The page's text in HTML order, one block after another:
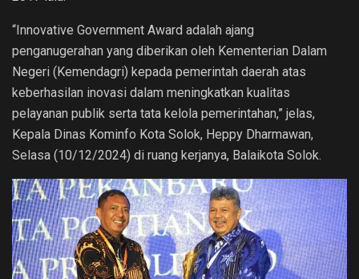
“Innovative Government Award adalah ajang
penganugerahan yang diberikan oleh Kementerian Dalam
Negeri (Kemendagri) kepada pemerintah daerah atas
keberhasilan inovasi dalam meningkatkan kualitas
pelayanan publik serta tata kelola pemerintahan,” jelas,
Kepala Dinas Kominfo Kota Solok, Heppy Dharmawan,
Selasa (10/12/2024) di ruang kerjanya, Balaikota Solok.